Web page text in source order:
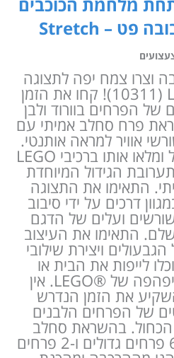
מלחמת הכוכבים
וצרו צמח יפה לתצוגה
עם LEGO® Orchid‎ ‏(10311)! קחו את הזמן
הפרחים בוורוד ולבן
פרח סחלב אמיתי עם
בבסיס ו-2 שורשי אוויר למראה אותנטי.
הרכיבו את הכד הכחול ומלאו אותו ברכיבי LEGO
הגידול המיוחדת
התאימו את התצוגה
דרכים על ידי סיבוב
ועלים של הדגם
התאימו את העיצוב
ויצירת שילובי
לייפות את הבית או
המשרד עם סחלב יפהפה של LEGO®‎‎‎‏‏‎. אין
את הזמן הנדרש
של הפרחים הלבנים
הכחול. בהשראת סחלב
אמיתי, דגם זה מציג 6 פרחים גדולים ו-2 פרחים